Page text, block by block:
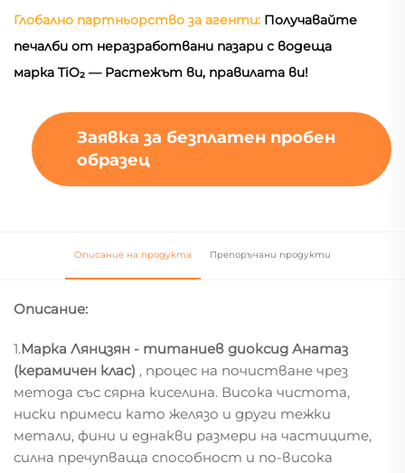
Глобално партньорство за агенти: Получавайте
печалби от неразработвани пазари с водеща
марка TiO₂ — Растежът ви, правилата ви!
Заявка за безплатен пробен
образец
Описание на продукта Препоръчани продукти
Описание:
1.Марка Лянцзян - титаниев диоксид Анатаз
(керамичен клас) , процес на почистване чрез
метода със сярна киселина. Висока чистота,
ниски примеси като желязо и други тежки
метали, фини и еднакви размери на частиците,
силна пречупваща способност и по-висока